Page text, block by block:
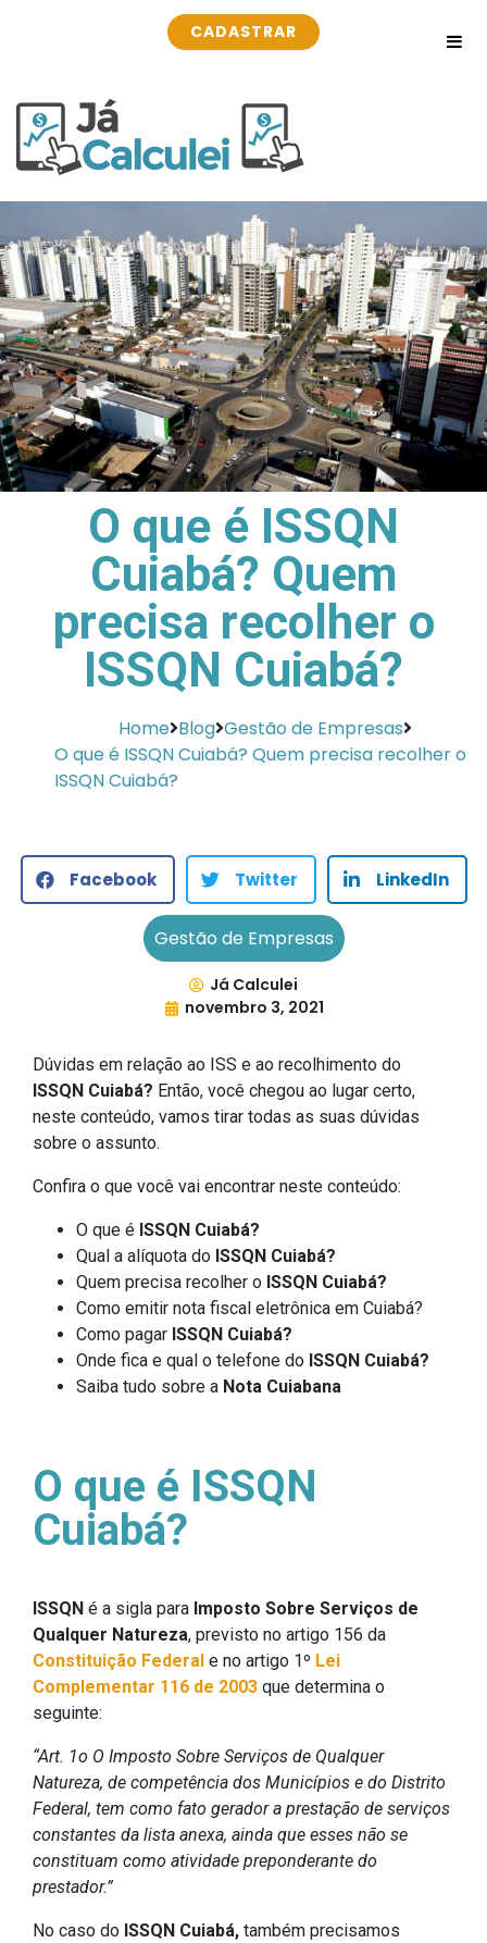
CADASTRAR
O que é ISSQN
Cuiabá? Quem
precisa recolher o
ISSQN Cuiabá?
Home Blog Gestão de Empresas
O que é ISSQN Cuiabá? Quem precisa recolher o
ISSQN Cuiabá?
Facebook Twitter LinkedIn
Gestão de Empresas
Já Calculei
novembro 3, 2021
Dúvidas em relação ao ISS e ao recolhimento do
ISSQN Cuiabá? Então, você chegou ao lugar certo,
neste conteúdo, vamos tirar todas as suas dúvidas
sobre o assunto.
Confira o que você vai encontrar neste conteúdo:
O que é ISSQN Cuiabá?
Qual a alíquota do ISSQN Cuiabá?
Quem precisa recolher o ISSQN Cuiabá?
Como emitir nota fiscal eletrônica em Cuiabá?
Como pagar ISSQN Cuiabá?
Onde fica e qual o telefone do ISSQN Cuiabá?
Saiba tudo sobre a Nota Cuiabana
O que é ISSQN
Cuiabá?
ISSQN é a sigla para Imposto Sobre Serviços de
Qualquer Natureza, previsto no artigo 156 da
Constituição Federal e no artigo 1º Lei
Complementar 116 de 2003 que determina o
seguinte:
“Art. 1o O Imposto Sobre Serviços de Qualquer
Natureza, de competência dos Municípios e do Distrito
Federal, tem como fato gerador a prestação de serviços
constantes da lista anexa, ainda que esses não se
constituam como atividade preponderante do
prestador.”
No caso do ISSQN Cuiabá, também precisamos